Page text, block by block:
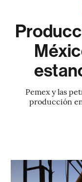
Pemex y las
producción